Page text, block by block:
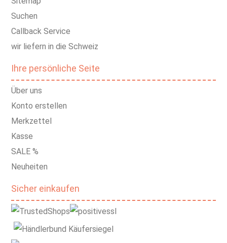
Suchen
Callback Service
wir liefern in die Schweiz
Ihre persönliche Seite
Über uns
Konto erstellen
Merkzettel
Kasse
SALE %
Neuheiten
Sicher einkaufen